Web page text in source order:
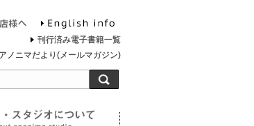
いて
書店・雑貨店様へ
刊行済み電子書籍一覧
ノニマだより(メールマガジン)